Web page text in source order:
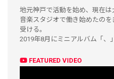
地元神戸で活動を始め、現在は
音楽スタジオで働き始めたの
受ける。
2019年8月にミニアルバム「、
FEATURED VIDEO